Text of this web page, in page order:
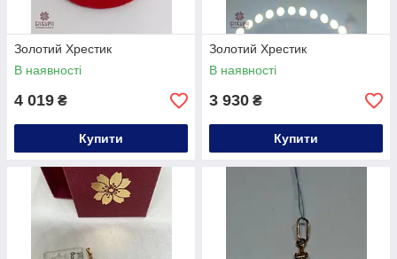
Золотий Хрестик
В наявності
4 019 ₴
Купити
Золотий Хрестик
В наявності
3 930 ₴
Купити